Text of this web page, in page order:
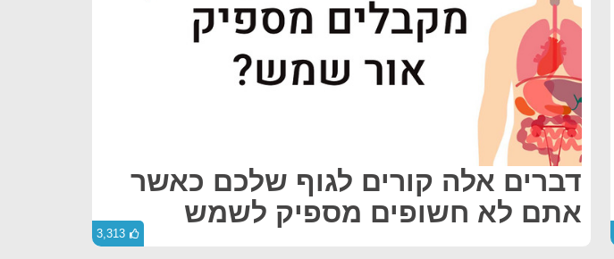
דברים אלה קורים לגוף שלכם כאשר
אתם לא חשופים מספיק לשמש
3,313